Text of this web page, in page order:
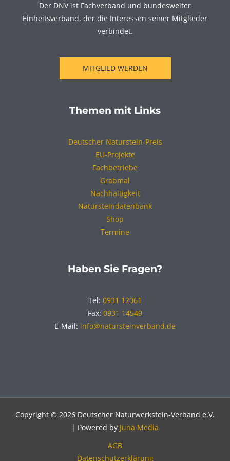
Der DNV ist Fachverband und bundesweiter
Einheitsverband, der die Interessen seiner Mitglieder
verbindet.
MITGLIED WERDEN
Themen mit Links
Deutscher Naturstein-Preis
EU-Projekte
Fachbetriebe
Grabmal
Nachhaltigkeit
Natursteindatenbank
Shop
Termine
Haben Sie Fragen?
Tel: 0931 12061
Fax: 0931 14549
E-Mail: info@natursteinverband.de
Copyright © 2026 Deutscher Naturwerkstein-Verband e.V.
| Powered by Juna Media
AGB
Datenschutzerklärung